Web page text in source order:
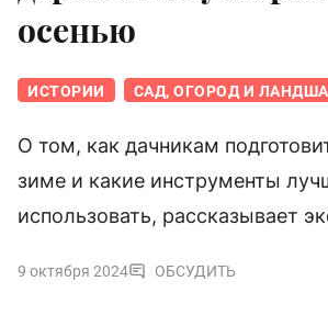
осенью
ИСТОРИИ САД, ОГОРОД И
О том, как дачникам
зиме и какие инструменты
использовать, рассказывает
9 октября 2024 ОБСУДИТЬ